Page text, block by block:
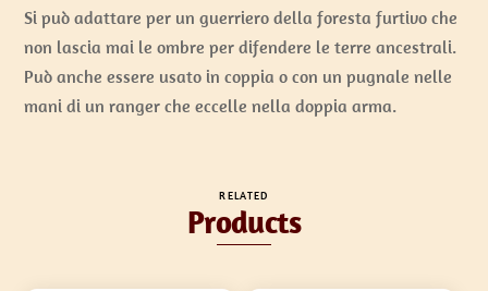
Si può adattare per un guerriero della foresta furtivo che
non lascia mai le ombre per difendere le terre ancestrali.
Può anche essere usato in coppia o con un pugnale nelle
mani di un ranger che eccelle nella doppia arma.
RELATED
Products